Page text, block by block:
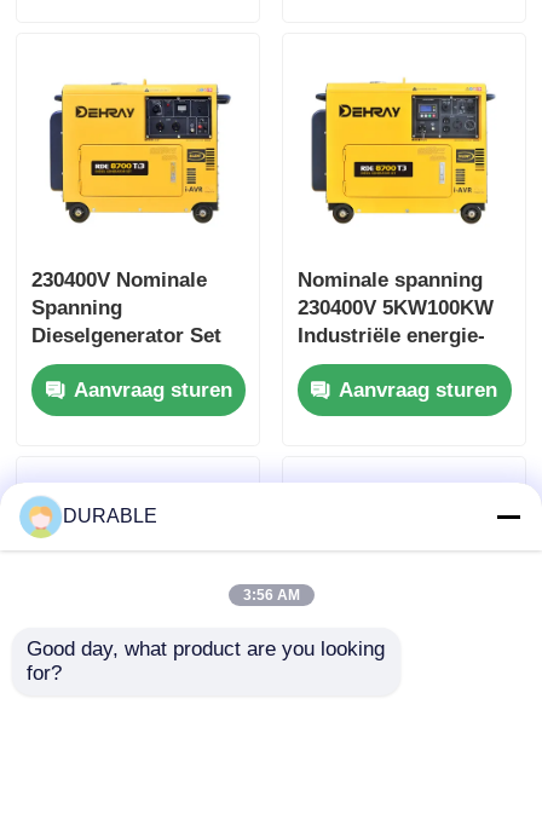
230400V Nominale
Spanning
Dieselgenerator Set
7,5 kW Nominaal
Vermogen 10,8A
Stroom Compacte
Aanvraag sturen
Nominale spanning
230400V 5KW100KW
Industriële energie-
modules met Power
Factor 08 Lag
Ontworpen om het
Aanvraag sturen
DURABLE
3:56 AM
Good day, what product are you looking
for?